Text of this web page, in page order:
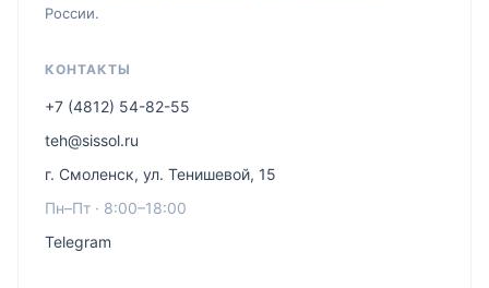
России.
КОНТАКТЫ
+7 (4812) 54-82-55
teh@sissol.ru
г. Смоленск, ул. Тенишевой, 15
Пн–Пт · 8:00–18:00
Telegram